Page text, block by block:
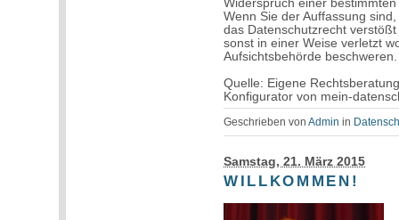
Widerspruch einer
Wenn Sie der Auffassung
das Datenschutzrecht
sonst in einer Weise verletzt
Aufsichtsbehörde beschweren.
Quelle: Eigene
Konfigurator von mein-
Geschrieben vonAdmin in
Samstag, 21. März 2015
WILLKOMMEN!